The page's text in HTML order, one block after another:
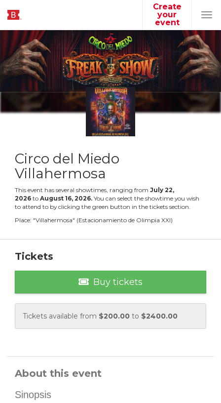
Create
your
event
Circo del Miedo
Villahermosa
This event has several showtimes, ranging from July 22,
2026 to August 16, 2026. You can select the showtime you wish
to attend to by clicking the green button in the tickets section.
Place: "Villahermosa" (Estacionamiento de Olimpia XXI)
Tickets
Buy tickets
Tickets available from $200.00 to $2400.00
About this event
Sinopsis